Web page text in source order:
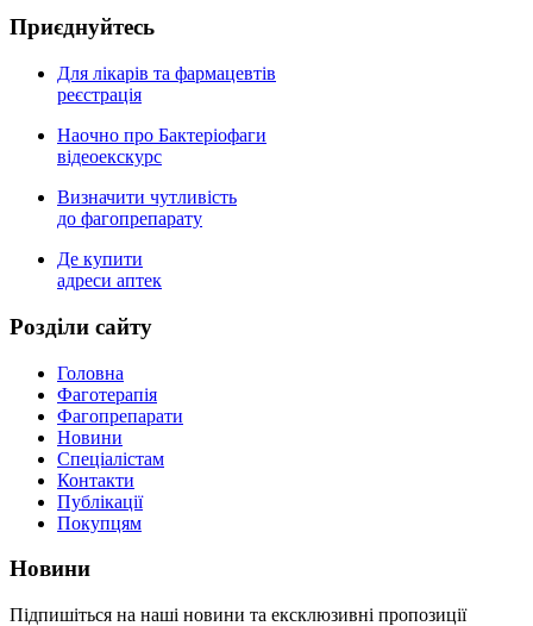
Приєднуйтесь
Для лікарів та фармацевтів
реєстрація
Наочно про Бактеріофаги
відеоекскурс
Визначити чутливість
до фагопрепарату
Де купити
адреси аптек
Роздiли сайту
Головна
Фаготерапія
Фагопрепарати
Новини
Спеціалістам
Контакти
Публікації
Покупцям
Новини
Пiдпишiться на нашi новини та ексклюзивні пропозиції